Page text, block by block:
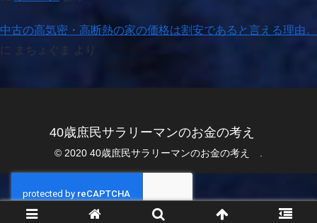
中古の高気密・高断熱の家の価格は割安であると言える理由。
に
まちょぐま より
40歳庶民サラリーマンのお金の考え
© 2020 40歳庶民サラリーマンのお金の考え .